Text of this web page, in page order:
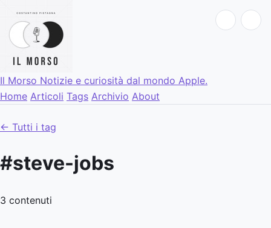
Il Morso Notizie e curiosità dal mondo Apple.
Home Articoli Tags Archivio About
← Tutti i tag
#steve-jobs
3 contenuti